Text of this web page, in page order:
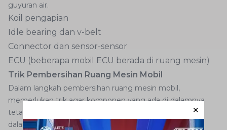
guyuran air.
Koil pengapian
Idle bearing dan v-belt
Connector dan sensor-sensor
ECU (beberapa mobil ECU berada di ruang mesin)
Trik Pembersihan Ruang Mesin Mobil
Dalam langkah pembersihan ruang mesin mobil,
memerlukan trik agar komponen yang ada di dalamnya
tetap terjaga. Salah satunya adalah memastikan mesin
dalam kondisi dingin.